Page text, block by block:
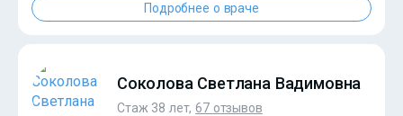
?> Подробнее о враче
Соколова Светлана Вадимовна
Стаж 38 лет,67 отзывов